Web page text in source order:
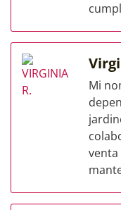
Mi
venta